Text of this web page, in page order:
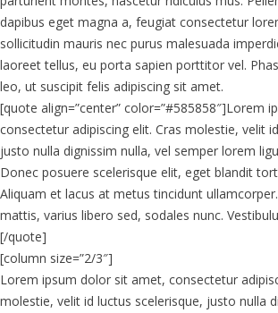
dapibus eget magna a, feugiat consectetur
sollicitudin mauris nec purus malesuada
laoreet tellus, eu porta sapien porttitor vel.
leo, ut suscipit felis adipiscing sit amet.
[quote align=”center” color=”#585858″]Lorem
consectetur adipiscing elit. Cras molestie, velit
justo nulla dignissim nulla, vel semper lorem
Donec posuere scelerisque elit, eget blandit
Aliquam et lacus at metus tincidunt
mattis, varius libero sed, sodales nunc.
[/quote]
[column size=”2/3″]
Lorem ipsum dolor sit amet, consectetur
molestie, velit id luctus scelerisque, justo nulla